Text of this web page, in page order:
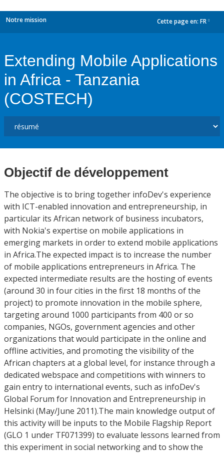
Notre mission Cette page en: FR
Extending Mobile Applications
in Africa - Tanzania
(COSTECH)
Objectif de développement
The objective is to bring together infoDev's experience
with ICT-enabled innovation and entrepreneurship, in
particular its African network of business incubators,
with Nokia's expertise on mobile applications in
emerging markets in order to extend mobile applications
in Africa.The expected impact is to increase the number
of mobile applications entrepreneurs in Africa. The
expected intermediate results are the hosting of events
(around 30 in four cities in the first 18 months of the
project) to promote innovation in the mobile sphere,
targeting around 1000 participants from 400 or so
companies, NGOs, government agencies and other
organizations that would participate in the online and
offline activities, and promoting the visibility of the
African chapters at a global level, for instance through a
dedicated webspace and competitions with winners to
gain entry to international events, such as infoDev's
Global Forum for Innovation and Entrepreneurship in
Helsinki (May/June 2011).The main knowledge output of
this activity will be inputs to the Mobile Flagship Report
(GLO 1 under TF071399) to evaluate lessons learned from
this experiment in social networking and to show the